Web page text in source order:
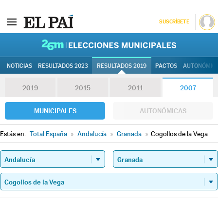
SUSCRÍBETE
NOTICIAS RESULTADOS 2023 RESULTADOS 2019 PACTOS
2019 2015 2011 2007
MUNICIPALES AUTONÓMICAS
Estás en: Total España » Andalucía » Granada » Cogollos de la Vega